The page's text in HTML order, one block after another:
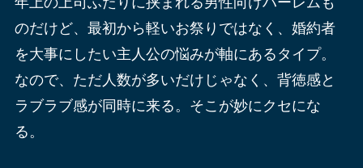
のだけど、最初から軽いお祭りではなく、婚約者
を大事にしたい主人公の悩みが軸にあるタイプ。
なので、ただ人数が多いだけじゃなく、背徳感と
ラブラブ感が同時に来る。そこが妙にクセにな
る。